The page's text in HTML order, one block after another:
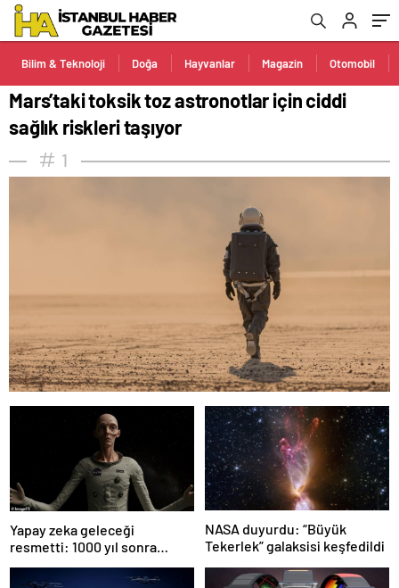
Bilim & Teknoloji Doğa Hayvanlar Magazin Otomobil
Mars’taki toksik toz astronotlar için ciddi
sağlık riskleri taşıyor
1
Yapay zeka geleceği
resmetti: 1000 yıl sonra
NASA duyurdu: “Büyük
Tekerlek” galaksisi keşfedildi